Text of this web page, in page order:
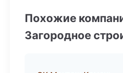
Похожие
Загородное